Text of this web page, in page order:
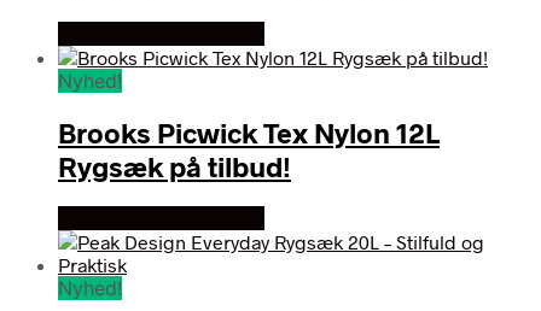
Nyhed!
Brooks Picwick Tex Nylon 12L
Rygsæk på tilbud!
Nyhed!